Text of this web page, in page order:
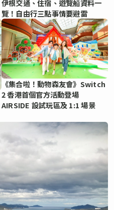
伊根交通、住宿、遊覽船資料一
覽！自由行三點事情要避雷
《集合啦！動物森友會》Switch
2 香港首個官方活動登場
AIRSIDE 設試玩區及 1:1 場景